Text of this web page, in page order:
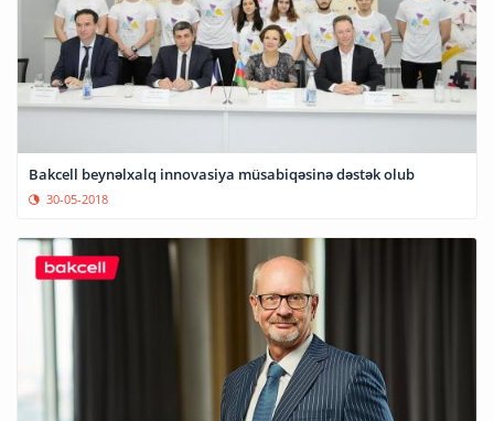
Bakcell beynəlxalq innovasiya müsabiqəsinə dəstək olub
30-05-2018